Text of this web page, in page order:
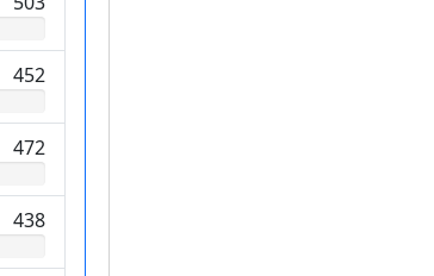
452
472
438